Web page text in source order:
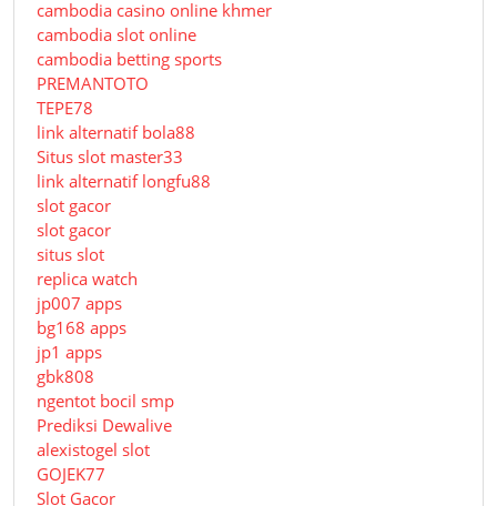
cambodia casino online khmer
cambodia slot online
cambodia betting sports
PREMANTOTO
TEPE78
link alternatif bola88
Situs slot master33
link alternatif longfu88
slot gacor
slot gacor
situs slot
replica watch
jp007 apps
bg168 apps
jp1 apps
gbk808
ngentot bocil smp
Prediksi Dewalive
alexistogel slot
GOJEK77
Slot Gacor